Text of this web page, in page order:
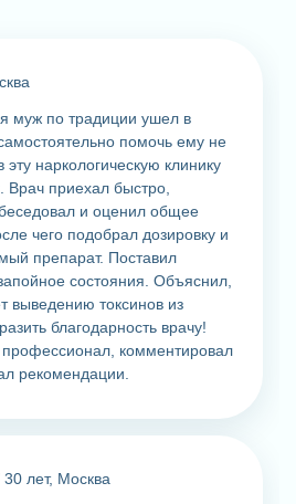
муж по традиции ушел в
помочь ему не
наркологическую клинику
Врач приехал быстро,
и оценил общее
чего подобрал дозировку и
препарат. Поставил
состояния. Объяснил,
выведению токсинов из
благодарность врачу!
комментировал
рекомендации.
30 лет, Москва